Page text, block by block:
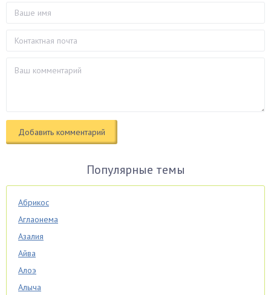
Популярные темы
Абрикос
Аглаонема
Азалия
Айва
Алоэ
Алыча